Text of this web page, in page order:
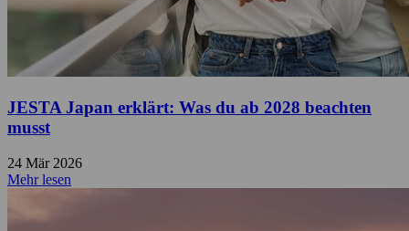
JESTA Japan erklärt: Was du ab 2028 beachten
musst
24 Mär 2026
Mehr lesen